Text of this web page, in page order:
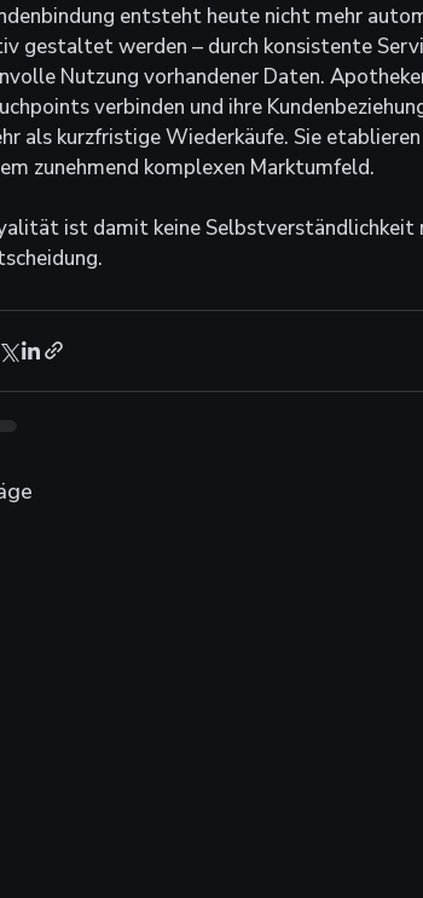
entsteht heute nicht mehr
gestaltet werden – durch konsistente
Nutzung vorhandener Daten.
verbinden und ihre
als kurzfristige Wiederkäufe. Sie
zunehmend komplexen Marktumfeld.
ist damit keine Selbstverständlichkeit